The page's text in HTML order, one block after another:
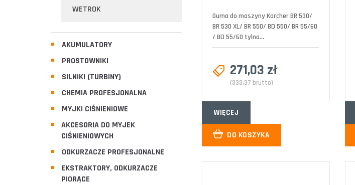
WETROK
AKUMULATORY
PROSTOWNIKI
SILNIKI (TURBINY)
CHEMIA PROFESJONALNA
MYJKI CIŚNIENIOWE
AKCESORIA DO MYJEK
CIŚNIENIOWYCH
ODKURZACZE PROFESJONALNE
EKSTRAKTORY, ODKURZACZE
PIORĄCE
Guma do maszyny Karcher BR 530/
BR 530 XL/ BR 550/ BD 550/ BR 55/60
/ BD 55/60 tylna...
271,03 zł
(333,37 brutto)
WIĘCEJ
DO KOSZYKA